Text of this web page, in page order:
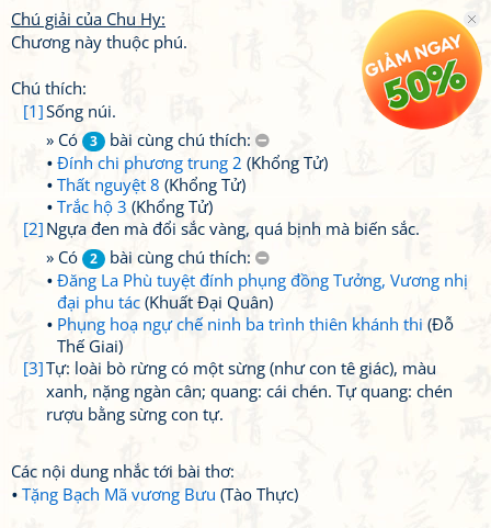
Chú giải của Chu Hy:
Chương này thuộc phú.
Chú thích:
[1]Sống núi.
» Có
3
bài cùng chú thích:
Đính chi phương trung 2 (Khổng Tử)
Thất nguyệt 8 (Khổng Tử)
Trắc hộ 3 (Khổng Tử)
[2] Ngựa đen mà đổi sắc vàng, quá bịnh mà biến sắc.
» Có
2
bài cùng chú thích:
Đăng La Phù tuyệt đính phụng đồng Tưởng, Vương nhị
đại phu tác (Khuất Đại Quân)
Phụng hoạ ngự chế ninh ba trình thiên khánh thi (Đỗ
Thế Giai)
[3]Tự: loài bò rừng có một sừng (như con tê giác), màu
xanh, nặng ngàn cân; quang: cái chén. Tự quang: chén
rượu bằng sừng con tự.
Các nội dung nhắc tới bài thơ:
Tặng Bạch Mã vương Bưu (Tào Thực)